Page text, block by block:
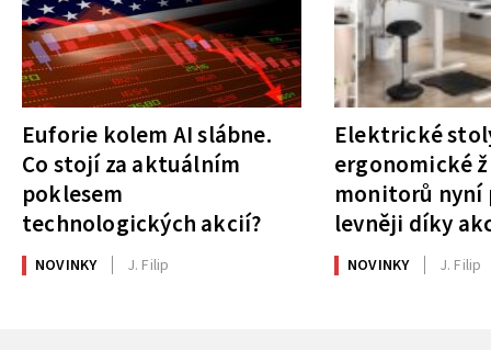
Euforie kolem AI slábne.
Co stojí za aktuálním
poklesem
technologických akcií?
NOVINKY J. Filip
Elektrické
ergonomické
monitorů
levněji díky
NOVINKY J. Filip